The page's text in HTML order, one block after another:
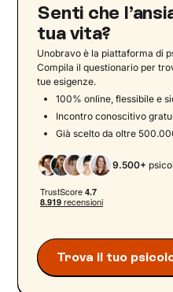
Senti che
tua vita?
Unobravo è la piattaforma di
Compila il questionario per
tue esigenze.
Trova il tuo
100% online, flessibile e
Incontro conoscitivo
Già scelto da oltre
9.500+